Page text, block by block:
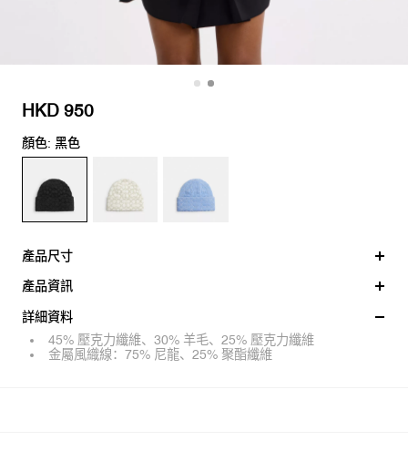
HKD 950
顏色: 黑色
產品尺寸
產品資訊
詳細資料
45% 壓克力纖維、30% 羊毛、25% 壓克力纖維
金屬風織線：75% 尼龍、25% 聚酯纖維